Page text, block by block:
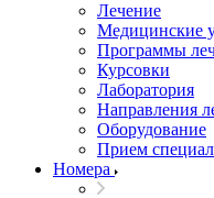
Лечение
Медицинские
Программы
Курсовки
Лаборатория
Направления
Оборудование
Прием
Номера